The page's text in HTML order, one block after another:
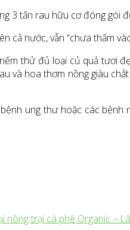
3 tấn rau hữu cơ đóng gói
cả nước, vẫn “chưa thấm
thử đủ loại củ quả tươi
và hoa thơm nồng giàu
ung thư hoặc các bệnh
nông trại cà phê Organic –